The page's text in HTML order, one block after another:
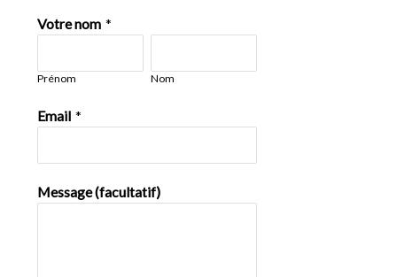
Votre nom *
Prénom Nom
Email *
Message (facultatif)